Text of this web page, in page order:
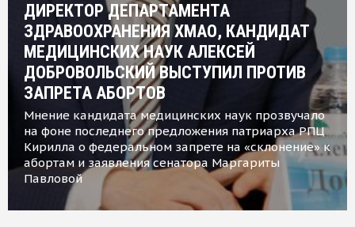
ДИРЕКТОР ДЕПАРТАМЕНТА
ЗДРАВООХРАНЕНИЯ ХМАО, КАНДИДАТ
МЕДИЦИНСКИХ НАУК АЛЕКСЕЙ
ДОБРОВОЛЬСКИЙ ВЫСТУПИЛ ПРОТИВ
ЗАПРЕТА АБОРТОВ
Мнение кандидата медицинских наук прозвучало
на фоне последнего предложения патриарха РПЦ
Кирилла о федеральном запрете на «склонение» к
абортам и заявления сенатора Маргариты
Павловой